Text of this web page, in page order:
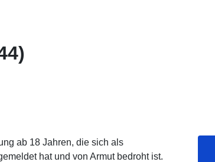
ab 18 Jahren, die sich als
hat und von Armut bedroht ist.